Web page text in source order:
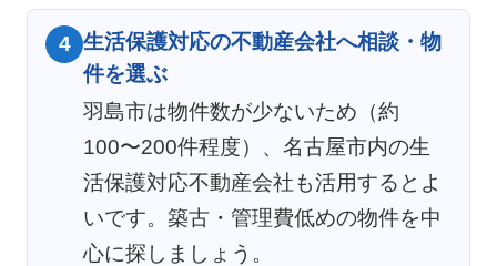
4 生活保護対応の不動産会社へ相談・物
件を選ぶ
羽島市は物件数が少ないため（約
100〜200件程度）、名古屋市内の生
活保護対応不動産会社も活用するとよ
いです。築古・管理費低めの物件を中
心に探しましょう。